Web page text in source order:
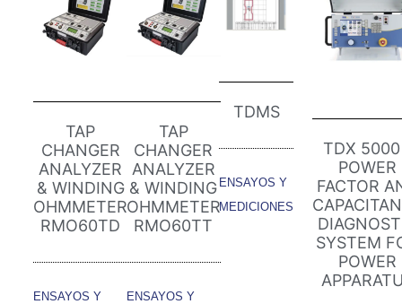
TAP
CHANGER
ANALYZER
& WINDING
OHMMETER
RMO60TD
ENSAYOS Y
TAP
CHANGER
ANALYZER
& WINDING
OHMMETER
RMO60TT
ENSAYOS Y
TDMS
ENSAYOS Y
MEDICIONES
TDX 5000
POWER
FACTOR
SYSTEM
POWER